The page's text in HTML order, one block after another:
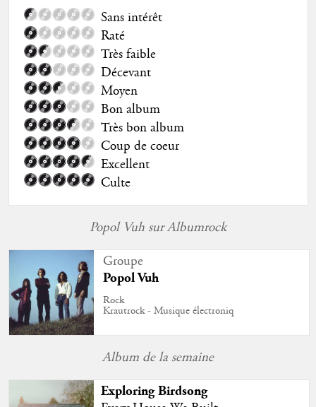
Sans intérêt
Raté
Très faible
Décevant
Moyen
Bon album
Très bon album
Coup de coeur
Excellent
Culte
Popol Vuh sur Albumrock
Groupe
Popol Vuh
Rock
Krautrock - Musique électroniq
Album de la semaine
Exploring Birdsong